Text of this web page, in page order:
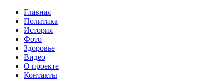
Главная
Политика
История
Фото
Здоровье
Видео
О проекте
Контакты